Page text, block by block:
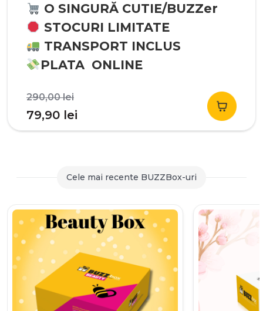
O SINGURĂ CUTIE/BUZZer
STOCURI LIMITATE
TRANSPORT INCLUS
PLATA ONLINE
290,00leiPrețul
inițial
a
290,00 lei.
79,90 lei
curent
79,90 lei.
Cele mai recente BUZZBox-uri